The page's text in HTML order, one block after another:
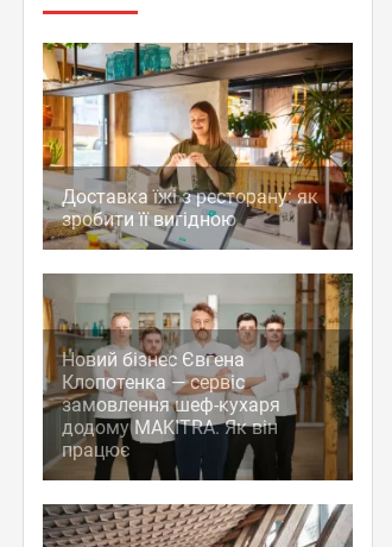
Доставка їжі з ресторану: як
зробити її вигідною
Новий бізнес Євгена
Клопотенка — сервіс
замовлення шеф-кухаря
додому MAKITRA. Як він
працює